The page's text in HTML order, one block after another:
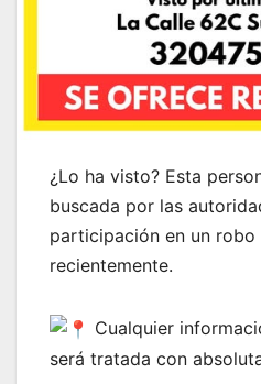
¿Lo ha visto? Esta
buscada por las
participación en un robo
recientemente.
Cualquier
será tratada con